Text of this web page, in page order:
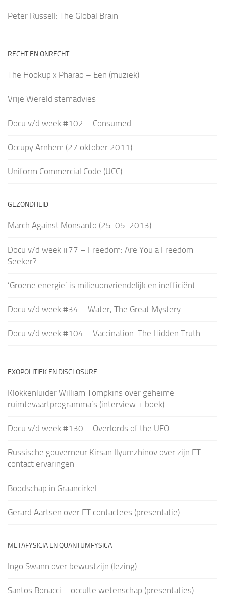
Peter Russell: The Global Brain
RECHT EN ONRECHT
The Hookup x Pharao – Een (muziek)
Vrije Wereld stemadvies
Docu v/d week #102 – Consumed
Occupy Arnhem (27 oktober 2011)
Uniform Commercial Code (UCC)
GEZONDHEID
March Against Monsanto (25-05-2013)
Docu v/d week #77 – Freedom: Are You a Freedom
Seeker?
‘Groene energie’ is milieuonvriendelijk en inefficiënt.
Docu v/d week #34 – Water, The Great Mystery
Docu v/d week #104 – Vaccination: The Hidden Truth
EXOPOLITIEK EN DISCLOSURE
Klokkenluider William Tompkins over geheime
ruimtevaartprogramma’s (interview + boek)
Docu v/d week #130 – Overlords of the UFO
Russische gouverneur Kirsan Ilyumzhinov over zijn ET
contact ervaringen
Boodschap in Graancirkel
Gerard Aartsen over ET contactees (presentatie)
METAFYSICIA EN QUANTUMFYSICA
Ingo Swann over bewustzijn (lezing)
Santos Bonacci – occulte wetenschap (presentaties)